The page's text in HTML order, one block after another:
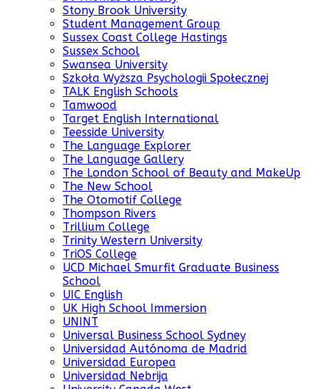
Stony Brook University
Student Management Group
Sussex Coast College Hastings
Sussex School
Swansea University
Szkoła Wyższa Psychologii Społecznej
TALK English Schools
Tamwood
Target English International
Teesside University
The Language Explorer
The Language Gallery
The London School of Beauty and MakeUp
The New School
The Otomotif College
Thompson Rivers
Trillium College
Trinity Western University
TriOS College
UCD Michael Smurfit Graduate Business
School
UIC English
UK High School Immersion
UNINT
Universal Business School Sydney
Universidad Autónoma de Madrid
Universidad Europea
Universidad Nebrija